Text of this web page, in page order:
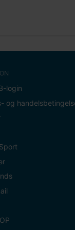
login
og